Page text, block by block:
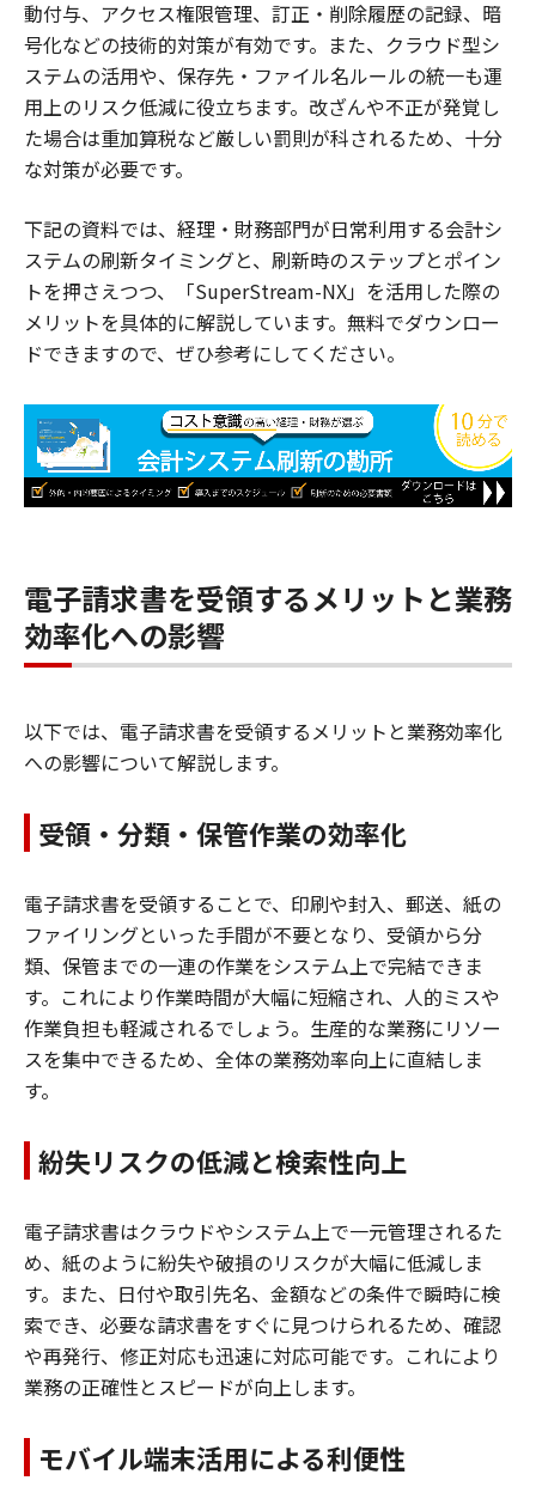
動付与、アクセス権限管理、訂正・削除履歴の記録、暗
号化などの技術的対策が有効です。また、クラウド型シ
ステムの活用や、保存先・ファイル名ルールの統一も運
用上のリスク低減に役立ちます。改ざんや不正が発覚し
た場合は重加算税など厳しい罰則が科されるため、十分
な対策が必要です。
下記の資料では、経理・財務部門が日常利用する会計シ
ステムの刷新タイミングと、刷新時のステップとポイン
トを押さえつつ、「SuperStream-NX」を活用した際の
メリットを具体的に解説しています。無料でダウンロー
ドできますので、ぜひ参考にしてください。
電子請求書を受領するメリットと業務
効率化への影響
以下では、電子請求書を受領するメリットと業務効率化
への影響について解説します。
受領・分類・保管作業の効率化
電子請求書を受領することで、印刷や封入、郵送、紙の
ファイリングといった手間が不要となり、受領から分
類、保管までの一連の作業をシステム上で完結できま
す。これにより作業時間が大幅に短縮され、人的ミスや
作業負担も軽減されるでしょう。生産的な業務にリソー
スを集中できるため、全体の業務効率向上に直結しま
す。
紛失リスクの低減と検索性向上
電子請求書はクラウドやシステム上で一元管理されるた
め、紙のように紛失や破損のリスクが大幅に低減しま
す。また、日付や取引先名、金額などの条件で瞬時に検
索でき、必要な請求書をすぐに見つけられるため、確認
や再発行、修正対応も迅速に対応可能です。これにより
業務の正確性とスピードが向上します。
モバイル端末活用による利便性